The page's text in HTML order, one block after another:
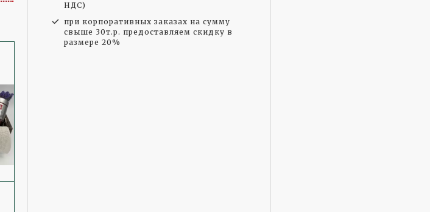
НДС)
при корпоративных заказах на сумму
свыше 30т.р. предоставляем скидку в
размере 20%